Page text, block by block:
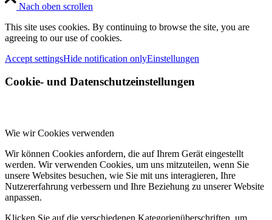
Nach oben scrollen
This site uses cookies. By continuing to browse the site, you are
agreeing to our use of cookies.
Accept settingsHide notification onlyEinstellungen
Cookie- und Datenschutzeinstellungen
Wie wir Cookies verwenden
Wir können Cookies anfordern, die auf Ihrem Gerät eingestellt
werden. Wir verwenden Cookies, um uns mitzuteilen, wenn Sie
unsere Websites besuchen, wie Sie mit uns interagieren, Ihre
Nutzererfahrung verbessern und Ihre Beziehung zu unserer Website
anpassen.